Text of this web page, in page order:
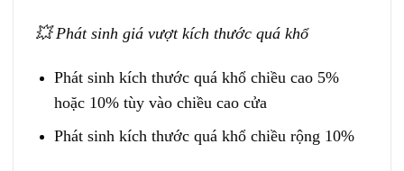
💥Phát sinh giá vượt kích thước quá khổ
Phát sinh kích thước quá khổ chiều cao 5%
hoặc 10% tùy vào chiều cao cửa
Phát sinh kích thước quá khổ chiều rộng 10%